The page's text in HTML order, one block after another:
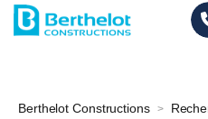
Berthelot Constructions >